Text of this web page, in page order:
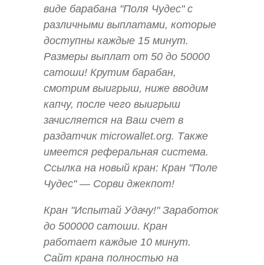
виде барабана "Поля Чудес" с
различными выплатами, которые
доступны каждые 15 минут.
Размеры выплат от 50 до 50000
сатоши! Крутим барабан,
смотрим выигрыш, ниже вводим
капчу, после чего выигрыш
зачисляется на Ваш счет в
раздатчик microwallet.org. Также
имеется реферальная система.
Ссылка на новый кран: Кран "Поле
Чудес" — Сорви джекпот!
Кран "Испытай Удачу!" Заработок
до 500000 сатоши. Кран
работает каждые 10 минут.
Сайт крана полностью на